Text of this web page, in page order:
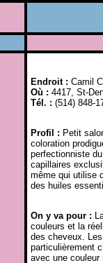
Endroit : Camil
Où : 4417, St-
Tél. : (514) 848-
Profil : Petit
coloration
perfectionniste
capillaires
même qui utilise
des huiles
On y va pour :
couleurs et la
des cheveux.
particulièrement
avec une couleur